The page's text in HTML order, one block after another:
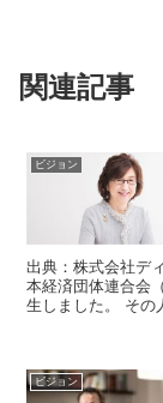
関連記事
ビジョン
出典：株式会社ディー
本経済団体連合会
生しました。 その人物とは、株式会社ディー・エヌ・エー（以下、
ビジョン